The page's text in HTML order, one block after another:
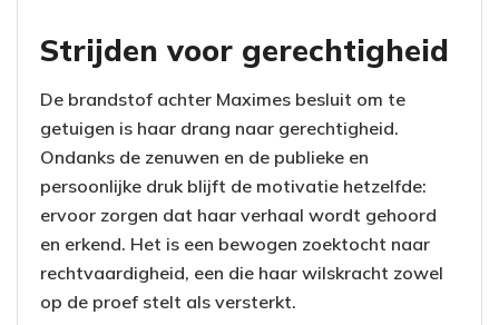
Strijden voor gerechtigheid
De brandstof achter Maximes besluit om te
getuigen is haar drang naar gerechtigheid.
Ondanks de zenuwen en de publieke en
persoonlijke druk blijft de motivatie hetzelfde:
ervoor zorgen dat haar verhaal wordt gehoord
en erkend. Het is een bewogen zoektocht naar
rechtvaardigheid, een die haar wilskracht zowel
op de proef stelt als versterkt.